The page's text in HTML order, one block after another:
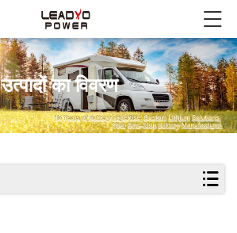
उत्पादों का विवरण